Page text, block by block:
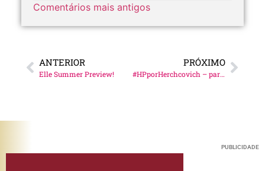
Comentários mais antigos
ANTERIOR
Elle Summer Preview!
PRÓXIMO
#HPporHerchcovich – parte 2
PUBLICIDADE